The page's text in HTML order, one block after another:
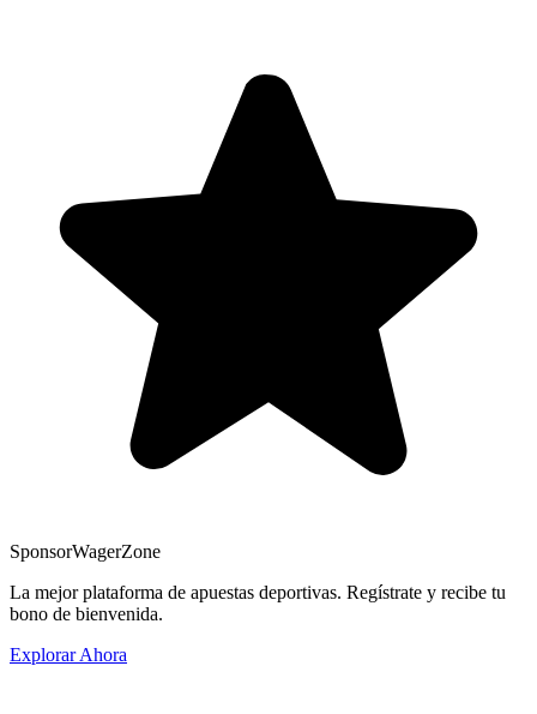
SponsorWagerZone
La mejor plataforma de apuestas deportivas. Regístrate y recibe tu
bono de bienvenida.
Explorar Ahora